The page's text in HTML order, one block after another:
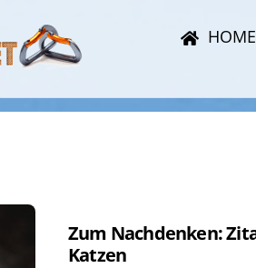
HOME
Zum Nachdenken:
Katzen